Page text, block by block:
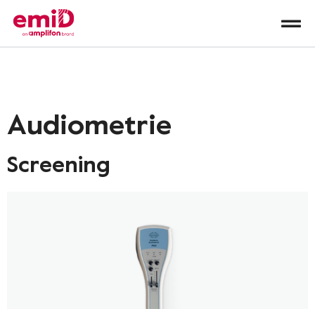
Audiometrie
Screening